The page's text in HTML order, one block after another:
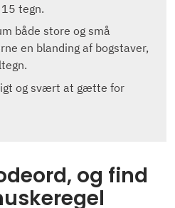
tegn.
både store og små
en blanding af bogstaver,
og svært at gætte for
og find